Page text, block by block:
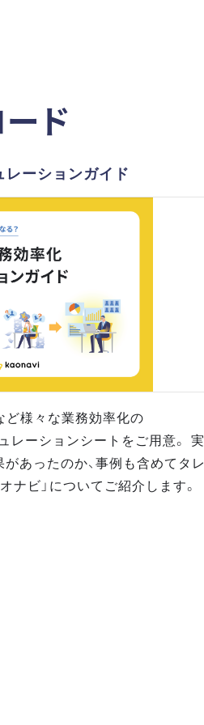
ド
レーションガイド
ど様々な業務効率化の
ーションシートをご用意。 実
あったのか、事例も含めてタレ
ナビ」についてご紹介します。